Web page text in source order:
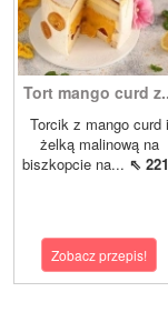
Tort mango curd
Torcik z mango curd i
żelką malinową na
biszkopcie na... ⇖
Zobacz przepis!